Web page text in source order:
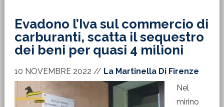
Evadono l’Iva sul commercio di
carburanti, scatta il sequestro
dei beni per quasi 4 milioni
10 NOVEMBRE 2022 // La Martinella Di Firenze
Nel
mirino